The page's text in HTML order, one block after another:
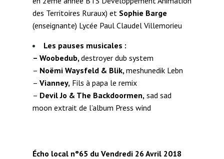
des Territoires Ruraux) et Sophie Barge
(enseignante) Lycée Paul Claudel Villemorieu
Les pauses musicales :
– Woobedub, destroyer dub system
– Noëmi Waysfeld & Blik, meshunedik Lebn
– Vianney, Fils à papa le remix
– Devil Jo & The Backdoormen, sad sad
moon extrait de l’album Press wind
Écho local n°65 du Vendredi 26 Avril 2018